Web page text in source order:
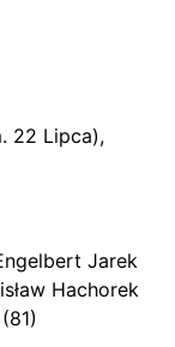
22 Lipca),
Jarek
Hachorek